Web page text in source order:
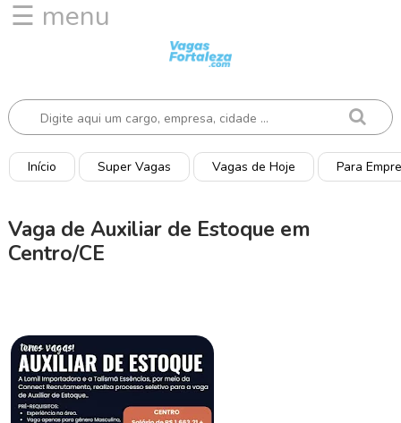
☰ menu
í
c
i
o
a
g
a
H
o
j
e
Início Super Vagas Vagas de Hoje Para
Vaga de Auxiliar de Estoque em
Centro/CE